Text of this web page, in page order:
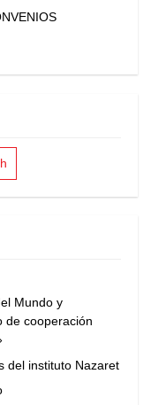
Mundo y
de cooperación
del instituto Nazaret